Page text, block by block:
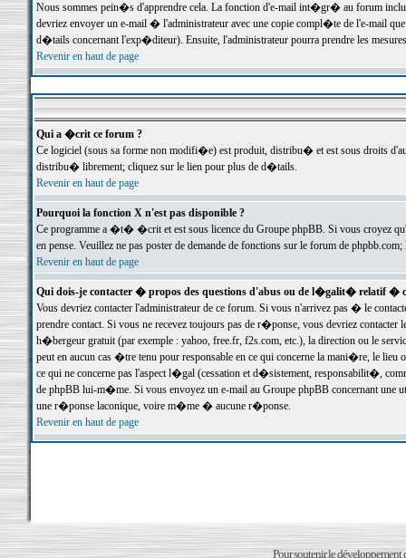
Nous sommes pein�s d'apprendre cela. La fonction d'e-mail int�gr� au forum inclut
devriez envoyer un e-mail � l'administrateur avec une copie compl�te de l'e-mail
d�tails concernant l'exp�diteur). Ensuite, l'administrateur pourra prendre les
Revenir en haut de page
Qui a �crit ce forum ?
Ce logiciel (sous sa forme non modifi�e) est produit, distribu� et est sous droits
distribu� librement; cliquez sur le lien pour plus de d�tails.
Revenir en haut de page
Pourquoi la fonction X n'est pas disponible ?
Ce programme a �t� �crit et est sous licence du Groupe phpBB. Si vous croyez
en pense. Veuillez ne pas poster de demande de fonctions sur le forum de
Revenir en haut de page
Qui dois-je contacter � propos des questions d'abus ou de l�galit� relatif �
Vous devriez contacter l'administrateur de ce forum. Si vous n'arrivez pas � le
prendre contact. Si vous ne recevez toujours pas de r�ponse, vous devriez
h�bergeur gratuit (par exemple : yahoo, free.fr, f2s.com, etc.), la direction ou le
peut en aucun cas �tre tenu pour responsable en ce qui concerne la mani�re, le
ce qui ne concerne pas l'aspect l�gal (cessation et d�sistement, responsabilit�,
de phpBB lui-m�me. Si vous envoyez un e-mail au Groupe phpBB concernant une
une r�ponse laconique, voire m�me � aucune r�ponse.
Revenir en haut de page
Pour soutenir le développement